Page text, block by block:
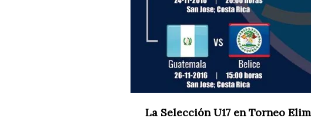
La Selección U17 en Torneo